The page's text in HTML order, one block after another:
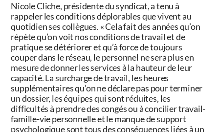
Nicole Cliche, présidente du syndicat, a tenu à
rappeler les conditions déplorables que vivent au
quotidien ses collègues. « Cela fait des années qu’on
répète qu’on voit nos conditions de travail et de
pratique se détériorer et qu’à force de toujours
couper dans le réseau, le personnel ne sera plus en
mesure de donner les services à la hauteur de leur
capacité. La surcharge de travail, les heures
supplémentaires qu’on ne déclare pas pour terminer
un dossier, les équipes qui sont réduites, les
difficultés à prendre des congés ou à concilier travail-
famille-vie personnelle et le manque de support
psychologique sont tous des conséquences liées à un